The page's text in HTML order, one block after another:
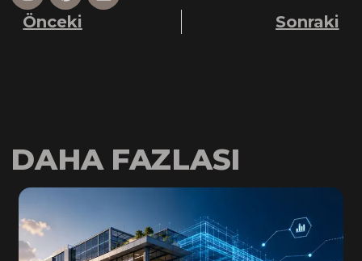
Önceki Sonraki
DAHA FAZLASI